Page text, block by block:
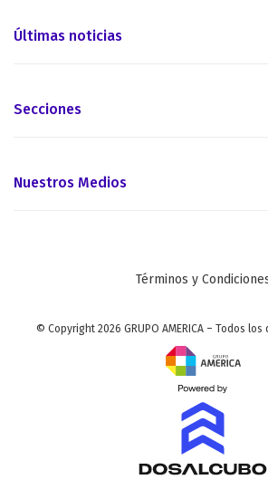
Últimas noticias
Secciones
Nuestros Medios
Términos y
© Copyright 2026 GRUPO AMERICA – Todos